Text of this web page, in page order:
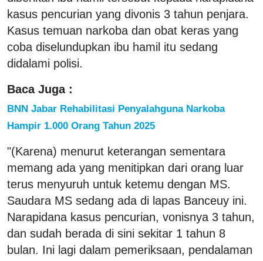
kasus pencurian yang divonis 3 tahun penjara.
Kasus temuan narkoba dan obat keras yang
coba diselundupkan ibu hamil itu sedang
didalami polisi.
Baca Juga :
BNN Jabar Rehabilitasi Penyalahguna Narkoba
Hampir 1.000 Orang Tahun 2025
"(Karena) menurut keterangan sementara
memang ada yang menitipkan dari orang luar
terus menyuruh untuk ketemu dengan MS.
Saudara MS sedang ada di lapas Banceuy ini.
Narapidana kasus pencurian, vonisnya 3 tahun,
dan sudah berada di sini sekitar 1 tahun 8
bulan. Ini lagi dalam pemeriksaan, pendalaman